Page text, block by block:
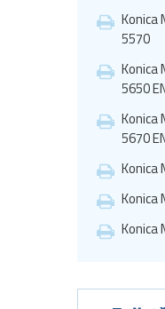
Konica
5570
Konica
5650
Konica
5670
Konica
Konica
Konica